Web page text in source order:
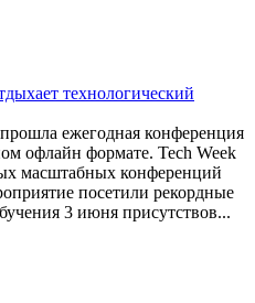
технологический
ежегодная конференция
офлайн формате. Tech Week
масштабных конференций
посетили рекордные
3 июня присутствов...